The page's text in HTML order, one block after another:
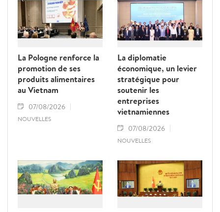
La Pologne renforce la
promotion de ses
produits alimentaires
au Vietnam
07/08/2026
NOUVELLES
La diplomatie
économique, un levier
stratégique pour
soutenir les
entreprises
vietnamiennes
07/08/2026
NOUVELLES